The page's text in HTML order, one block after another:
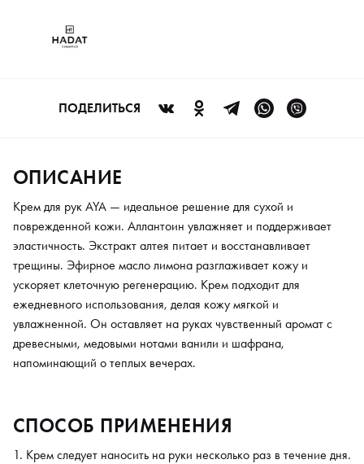
чувственный аромат с древесными, медовыми нотами ванили и
шафрана, напоминающий о теплых вечерах.
ПОДЕЛИТЬСЯ
ОПИСАНИЕ
Крем для рук AYA — идеальное решение для сухой и
поврежденной кожи. Аллантоин увлажняет и поддерживает
эластичность. Экстракт алтея питает и восстанавливает
трещины. Эфирное масло лимона разглаживает кожу и
ускоряет клеточную регенерацию. Крем подходит для
ежедневного использования, делая кожу мягкой и
увлажненной. Он оставляет на руках чувственный аромат с
древесными, медовыми нотами ванили и шафрана,
напоминающий о теплых вечерах.
СПОСОБ ПРИМЕНЕНИЯ
Крем следует наносить на руки несколько раз в течение дня.